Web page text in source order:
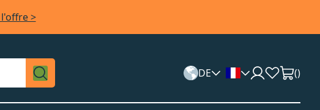
>
DE ()